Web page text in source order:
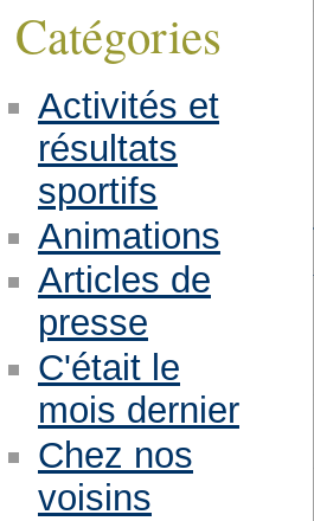
Catégories
Activités et
résultats
sportifs
Animations
Articles de
presse
C'était le
mois dernier
Chez nos
voisins